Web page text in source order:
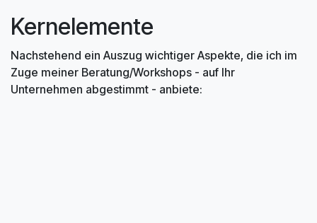
Kernelemente
Nachstehend ein Auszug wichtiger Aspekte, die ich im
Zuge meiner Beratung/Workshops - auf Ihr
Unternehmen abgestimmt - anbiete: